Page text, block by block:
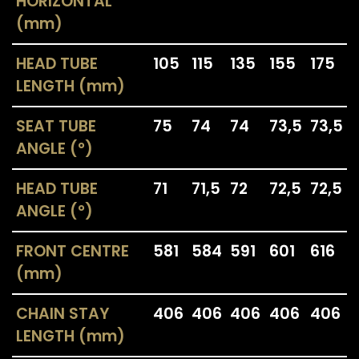
(mm)
HEAD TUBE
LENGTH (mm)
105 115 135 155 175
SEAT TUBE
ANGLE (°)
75 74 74 73,5 73,5
HEAD TUBE
ANGLE (°)
71 71,5 72 72,5 72,5
FRONT CENTRE
(mm)
581 584 591 601 616
CHAIN STAY
LENGTH (mm)
406 406 406 406 406
CONTACTS
Fondriest is a trademark
of Cicli Esperia Spa
Viale Enzo Ferrari,
8/10/12
30014 Cavarzere (VE)
CATEGORIES
SPORT LINE